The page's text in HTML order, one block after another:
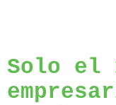
Solo el